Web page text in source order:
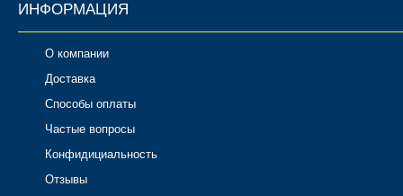
ИНФОРМАЦИЯ
О компании
Доставка
Способы оплаты
Частые вопросы
Конфидициальность
Отзывы